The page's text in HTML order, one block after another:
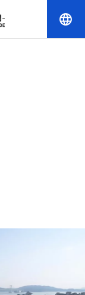
language